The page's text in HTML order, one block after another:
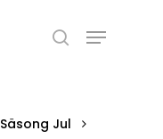
search
Menu
Säsong Jul